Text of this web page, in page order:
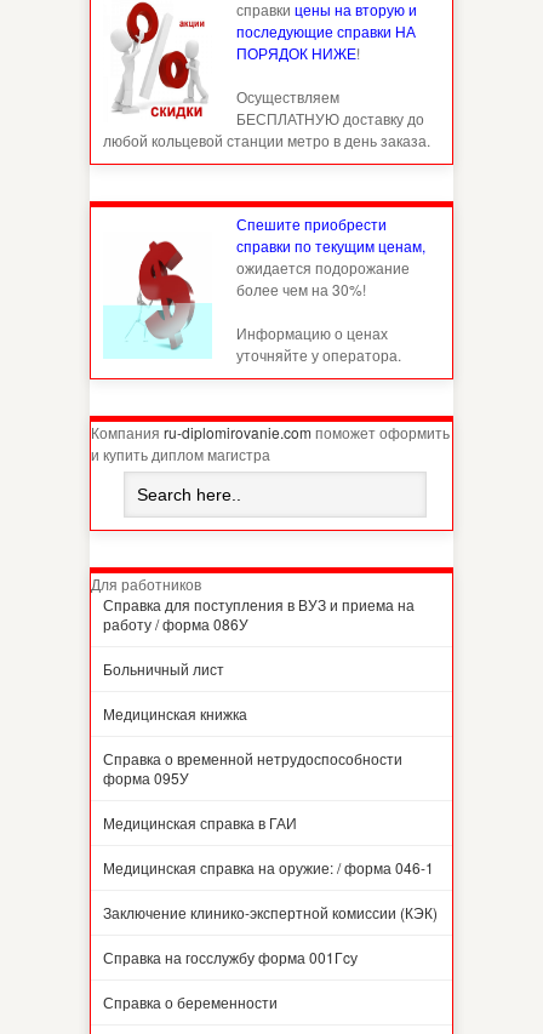
справки цены на вторую и
последующие справки НА
ПОРЯДОК НИЖЕ!
Осуществляем
БЕСПЛАТНУЮ доставку до
любой кольцевой станции метро в день заказа.
Спешите приобрести
справки по текущим ценам,
ожидается подорожание
более чем на 30%!
Информацию о ценах
уточняйте у оператора.
Компания ru-diplomirovanie.com поможет оформить
и купить диплом магистра
Для работников
Справка для поступления в ВУЗ и приема на
работу / форма 086У
Больничный лист
Медицинская книжка
Справка о временной нетрудоспособности
форма 095У
Медицинская справка в ГАИ
Медицинская справка на оружие: / форма 046-1
Заключение клинико-экспертной комиссии (КЭК)
Справка на госслужбу форма 001Гcу
Справка о беременности